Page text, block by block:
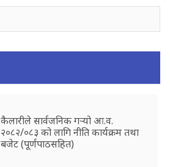
कैलारीले सार्वजनिक गर्‍यो आ.व.
२०८२/०८३ को लागि नीति कार्यक्रम तथा
बजेट (पूर्णपाठसहित)